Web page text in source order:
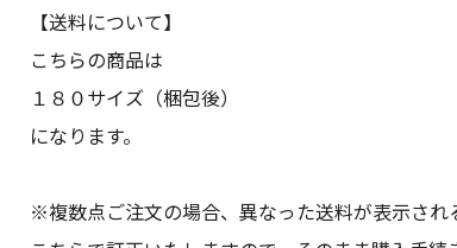
【送料について】
こちらの商品は
１８０サイズ（梱包後）
になります。
※複数点ご注文の場合、異なった送料が表示され